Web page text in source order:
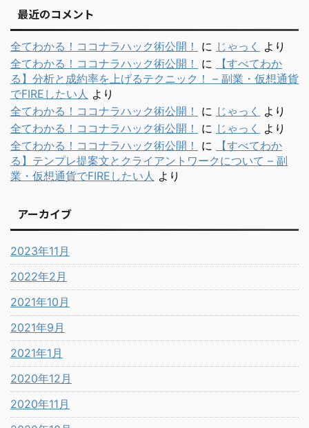
最近のコメント
全てわかる！ココナラハック術公開！ に じゃっく
より
全てわかる！ココナラハック術公開！
に
【すべてわか
る】分析と成約率を上げるテクニック！ – 副業・仮想通貨
でFIREしたい人 より
全てわかる！ココナラハック術公開！
に じゃっく
より
全てわかる！ココナラハック術公開！
に じゃっく
より
全てわかる！ココナラハック術公開！
に
【すべてわか
る】テンプレ提案文とクライアントワークについて – 副
業・仮想通貨でFIREしたい人 より
アーカイブ
2023年11月
2022年2月
2021年10月
2021年9月
2021年1月
2020年12月
2020年11月